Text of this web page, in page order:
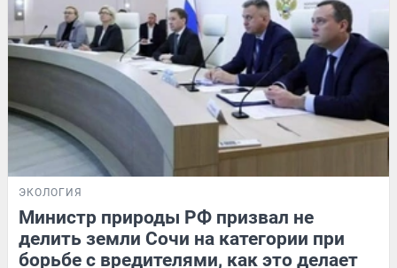
ЭКОЛОГИЯ
Министр природы РФ призвал не
делить земли Сочи на категории при
борьбе с вредителями, как это делает